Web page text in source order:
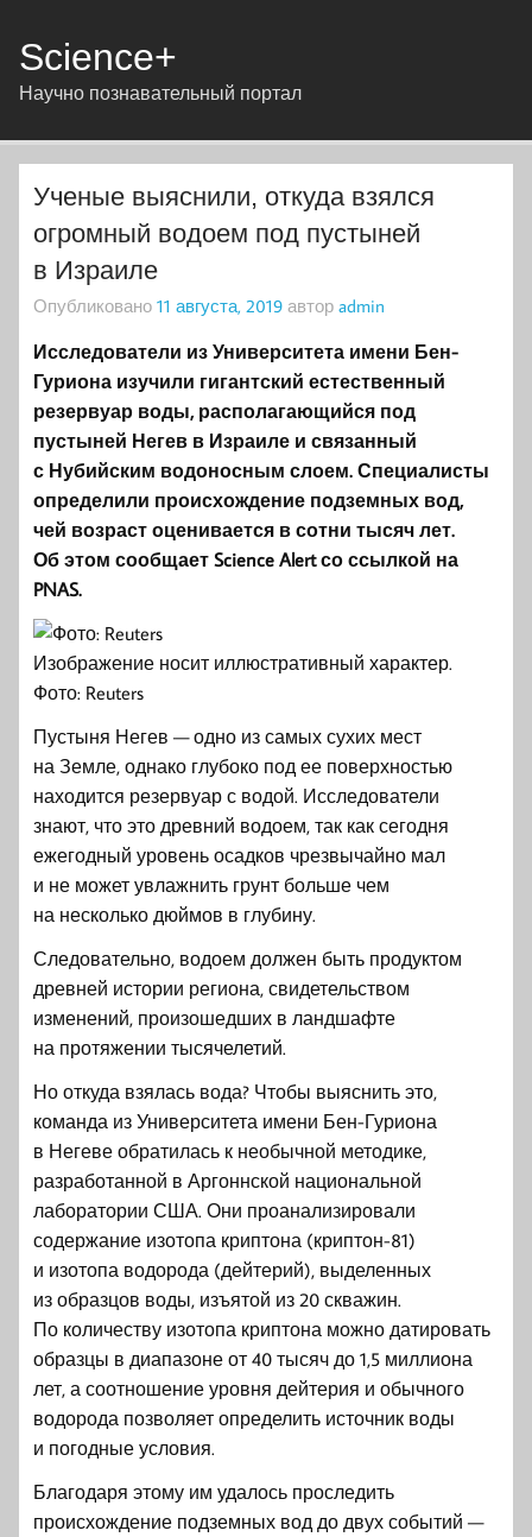
Science+
Научно познавательный портал
Ученые выяснили, откуда взялся
огромный водоем под пустыней
в Израиле
Опубликовано 11 августа, 2019 автор admin
Исследователи из Университета имени Бен-
Гуриона изучили гигантский естественный
резервуар воды, располагающийся под
пустыней Негев в Израиле и связанный
с Нубийским водоносным слоем. Специалисты
определили происхождение подземных вод,
чей возраст оценивается в сотни тысяч лет.
Об этом сообщает Science Alert со ссылкой на
PNAS.
Изображение носит иллюстративный характер.
Фото: Reuters
Пустыня Негев — одно из самых сухих мест
на Земле, однако глубоко под ее поверхностью
находится резервуар с водой. Исследователи
знают, что это древний водоем, так как сегодня
ежегодный уровень осадков чрезвычайно мал
и не может увлажнить грунт больше чем
на несколько дюймов в глубину.
Следовательно, водоем должен быть продуктом
древней истории региона, свидетельством
изменений, произошедших в ландшафте
на протяжении тысячелетий.
Но откуда взялась вода? Чтобы выяснить это,
команда из Университета имени Бен-Гуриона
в Негеве обратилась к необычной методике,
разработанной в Аргоннской национальной
лаборатории США. Они проанализировали
содержание изотопа криптона (криптон-81)
и изотопа водорода (дейтерий), выделенных
из образцов воды, изъятой из 20 скважин.
По количеству изотопа криптона можно датировать
образцы в диапазоне от 40 тысяч до 1,5 миллиона
лет, а соотношение уровня дейтерия и обычного
водорода позволяет определить источник воды
и погодные условия.
Благодаря этому им удалось проследить
происхождение подземных вод до двух событий —